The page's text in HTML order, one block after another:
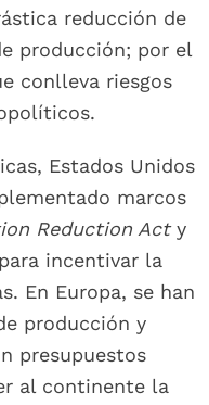
reducción de
producción; por el
conlleva riesgos
Estados Unidos
marcos
Reduction Acty
incentivar la
En Europa, se han
producción y
presupuestos
al continente la